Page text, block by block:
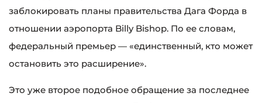
заблокировать планы правительства Дага Форда в
отношении аэропорта Billy Bishop. По ее словам,
федеральный премьер — «единственный, кто может
остановить это расширение».
Это уже второе подобное обращение за последнее